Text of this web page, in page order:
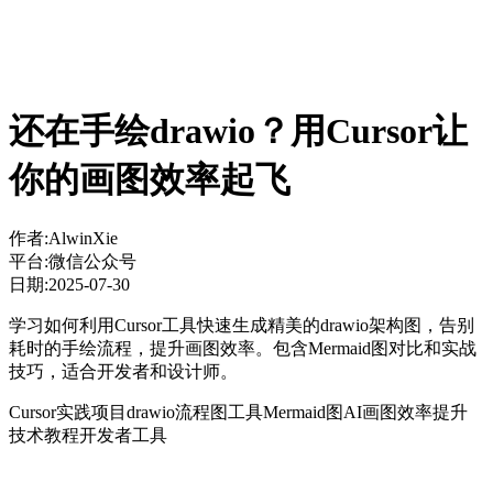
还在手绘drawio？用Cursor让
你的画图效率起飞
作者:AlwinXie
平台:微信公众号
日期:2025-07-30
学习如何利用Cursor工具快速生成精美的drawio架构图，告别
耗时的手绘流程，提升画图效率。包含Mermaid图对比和实战
技巧，适合开发者和设计师。
Cursor实践项目 drawio流程图工具Mermaid图AI画图效率提升
技术教程开发者工具